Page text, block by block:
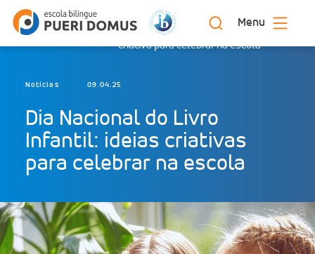
Menu
Início
Dia Nacional do Livro Infantil: ideia
criativa para celebrar na escola
Notícias 09.04.25
Dia Nacional do Livro
Infantil: ideias criativas
para celebrar na escola